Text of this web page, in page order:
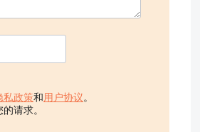
私政策和用户协议。
请求。